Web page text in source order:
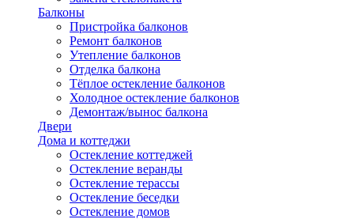
Балконы
Пристройка балконов
Ремонт балконов
Утепление балконов
Отделка балкона
Тёплое остекление балконов
Холодное остекление балконов
Демонтаж/вынос балкона
Двери
Дома и коттеджи
Остекление коттеджей
Остекление веранды
Остекление терассы
Остекление беседки
Остекление домов